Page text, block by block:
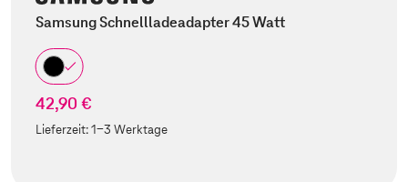
Samsung Schnellladeadapter 45 Watt
42,90 €
Lieferzeit:1-3 Werktage